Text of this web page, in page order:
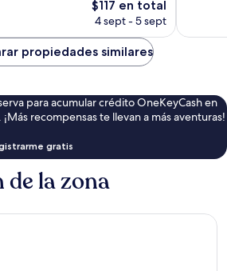
El
precio
es
$117 en total
4 sept - 5 sept
propiedades similares
para acumular crédito OneKeyCash en
recompensas te llevan a más aventuras!
gratis
la zona